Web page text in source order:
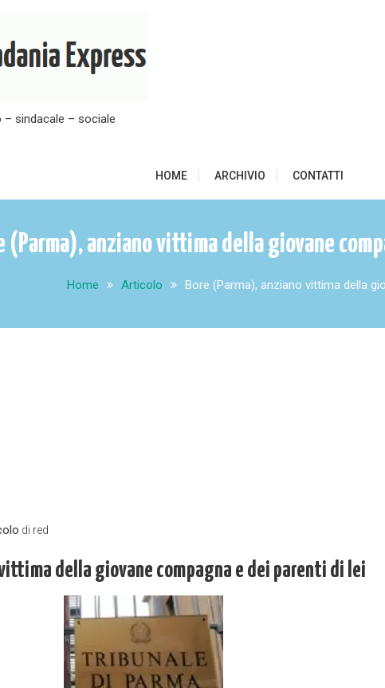
– sindacale – sociale
HOME ARCHIVIO CONTATTI
(Parma), anziano vittima della giovane
Home Articolo Bore (Parma), anziano vittima della
di red
della giovane compagna e dei parenti di lei